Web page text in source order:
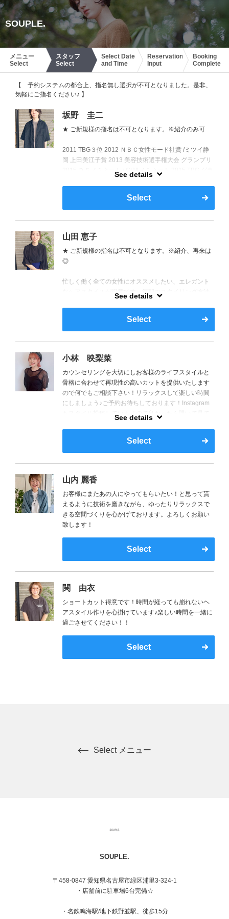
SOUPLE.
メニュー
Select
スタッフ
Select
Select Date
and Time
Reservation
Input
Booking
Complete
【 予約システムの都合上、指名無し選択が不可となりました。是非、
気軽にご指名ください♪ 】
坂野 圭二
★ ご新規様の指名は不可となります。※紹介のみ可
2011 TBG３位 2012 ＮＢＣ女性モード社賞 /ミツイ静
岡 上田美江子賞 2013 美容技術選手権大会 グランプリ
2015 ＤＳノミネート / CHAノミネート 2015 TBG グラ
See details
Select
山田 恵子
★ ご新規様の指名は不可となります。※紹介、再来は
◎
忙しく働く全ての女性にオススメしたい、エレガント
なヘアスタイルが得意です。毎朝のスタイリング方法
に楽しい時間を過ごせると嬉しいです。なお、平日の
ご予約は２時までとさせて頂きますので、ご了承くだ
さい。
See details
Select
小林 映梨菜
カウンセリングを大切にしお客様のライフスタイルと
骨格に合わせて再現性の高いカットを提供いたします
ので何でもご相談下さい！リラックスして楽しい時間
にしましょう♪ご予約お待ちしております！Instagram
もスタイル投稿していますので良かったら覗いて見て
See details
Select
山内 麗香
お客様にまたあの人にやってもらいたい！と思って貰
えるように技術を磨きながら、ゆったりリラックスで
きる空間づくりを心かげております。よろしくお願い
致します！
Select
関 由衣
ショートカット得意です！時間が経っても崩れないヘ
アスタイル作りを心掛けています♪楽しい時間を一緒に
過ごさせてください！！
Select
Select メニュー
SOUPLE.
〒458-0847 愛知県名古屋市緑区浦里3-324-1
・店舗前に駐車場6台完備☆
・名鉄鳴海駅/地下鉄野並駅、徒歩15分